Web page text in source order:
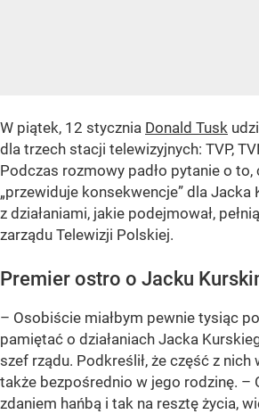
W piątek, 12 stycznia Donald Tusk
dla trzech stacji telewizyjnych: TVP,
Podczas rozmowy padło pytanie o to,
„przewiduje konsekwencje” dla
z działaniami, jakie podejmował,
zarządu Telewizji Polskiej.
Premier ostro o Jacku
– Osobiście miałbym pewnie tysiąc
pamiętać o działaniach Jacka
szef rządu. Podkreślił, że część z nich
także bezpośrednio w jego rodzinę. –
zdaniem hańbą i tak na resztę życia,